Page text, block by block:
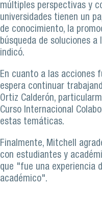
múltiples perspectivas y
universidades tienen un
de conocimiento, la
búsqueda de soluciones
indicó.
En cuanto a las acciones
espera continuar
Ortiz Calderón,
Curso Internacional
estas temáticas.
Finalmente, Mitchell
con estudiantes y
que "fue una experiencia
académico".